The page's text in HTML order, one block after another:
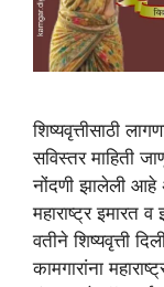
शिष्यवृत्तीसाठी
सविस्तर माहिती
नोंदणी झालेली आहे
महाराष्ट्र इमारत
वतीने शिष्यवृत्ती
कामगारांना